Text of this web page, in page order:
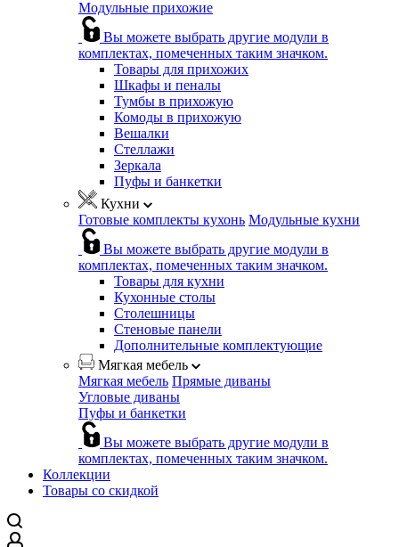
Модульные прихожие
Вы можете выбрать другие модули в
комплектах, помеченных таким значком.
Товары для прихожих
Шкафы и пеналы
Тумбы в прихожую
Комоды в прихожую
Вешалки
Стеллажи
Зеркала
Пуфы и банкетки
Кухни
Готовые комплекты кухонь Модульные кухни
Вы можете выбрать другие модули в
комплектах, помеченных таким значком.
Товары для кухни
Кухонные столы
Столешницы
Стеновые панели
Дополнительные комплектующие
Мягкая мебель
Мягкая мебель Прямые диваны
Угловые диваны
Пуфы и банкетки
Вы можете выбрать другие модули в
комплектах, помеченных таким значком.
Коллекции
Товары со скидкой